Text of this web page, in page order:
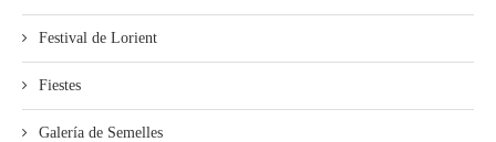
Festival de Lorient
Fiestes
Galería de Semelles